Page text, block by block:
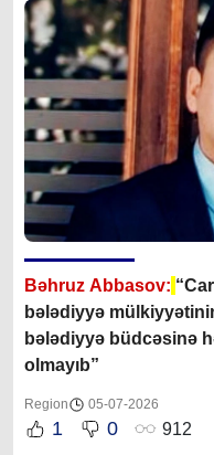
Bəhruz Abbasov:
bələdiyyə
bələdiyyə büdcəsinə
olmayıb”
Region 05-07-2026
1 0 912